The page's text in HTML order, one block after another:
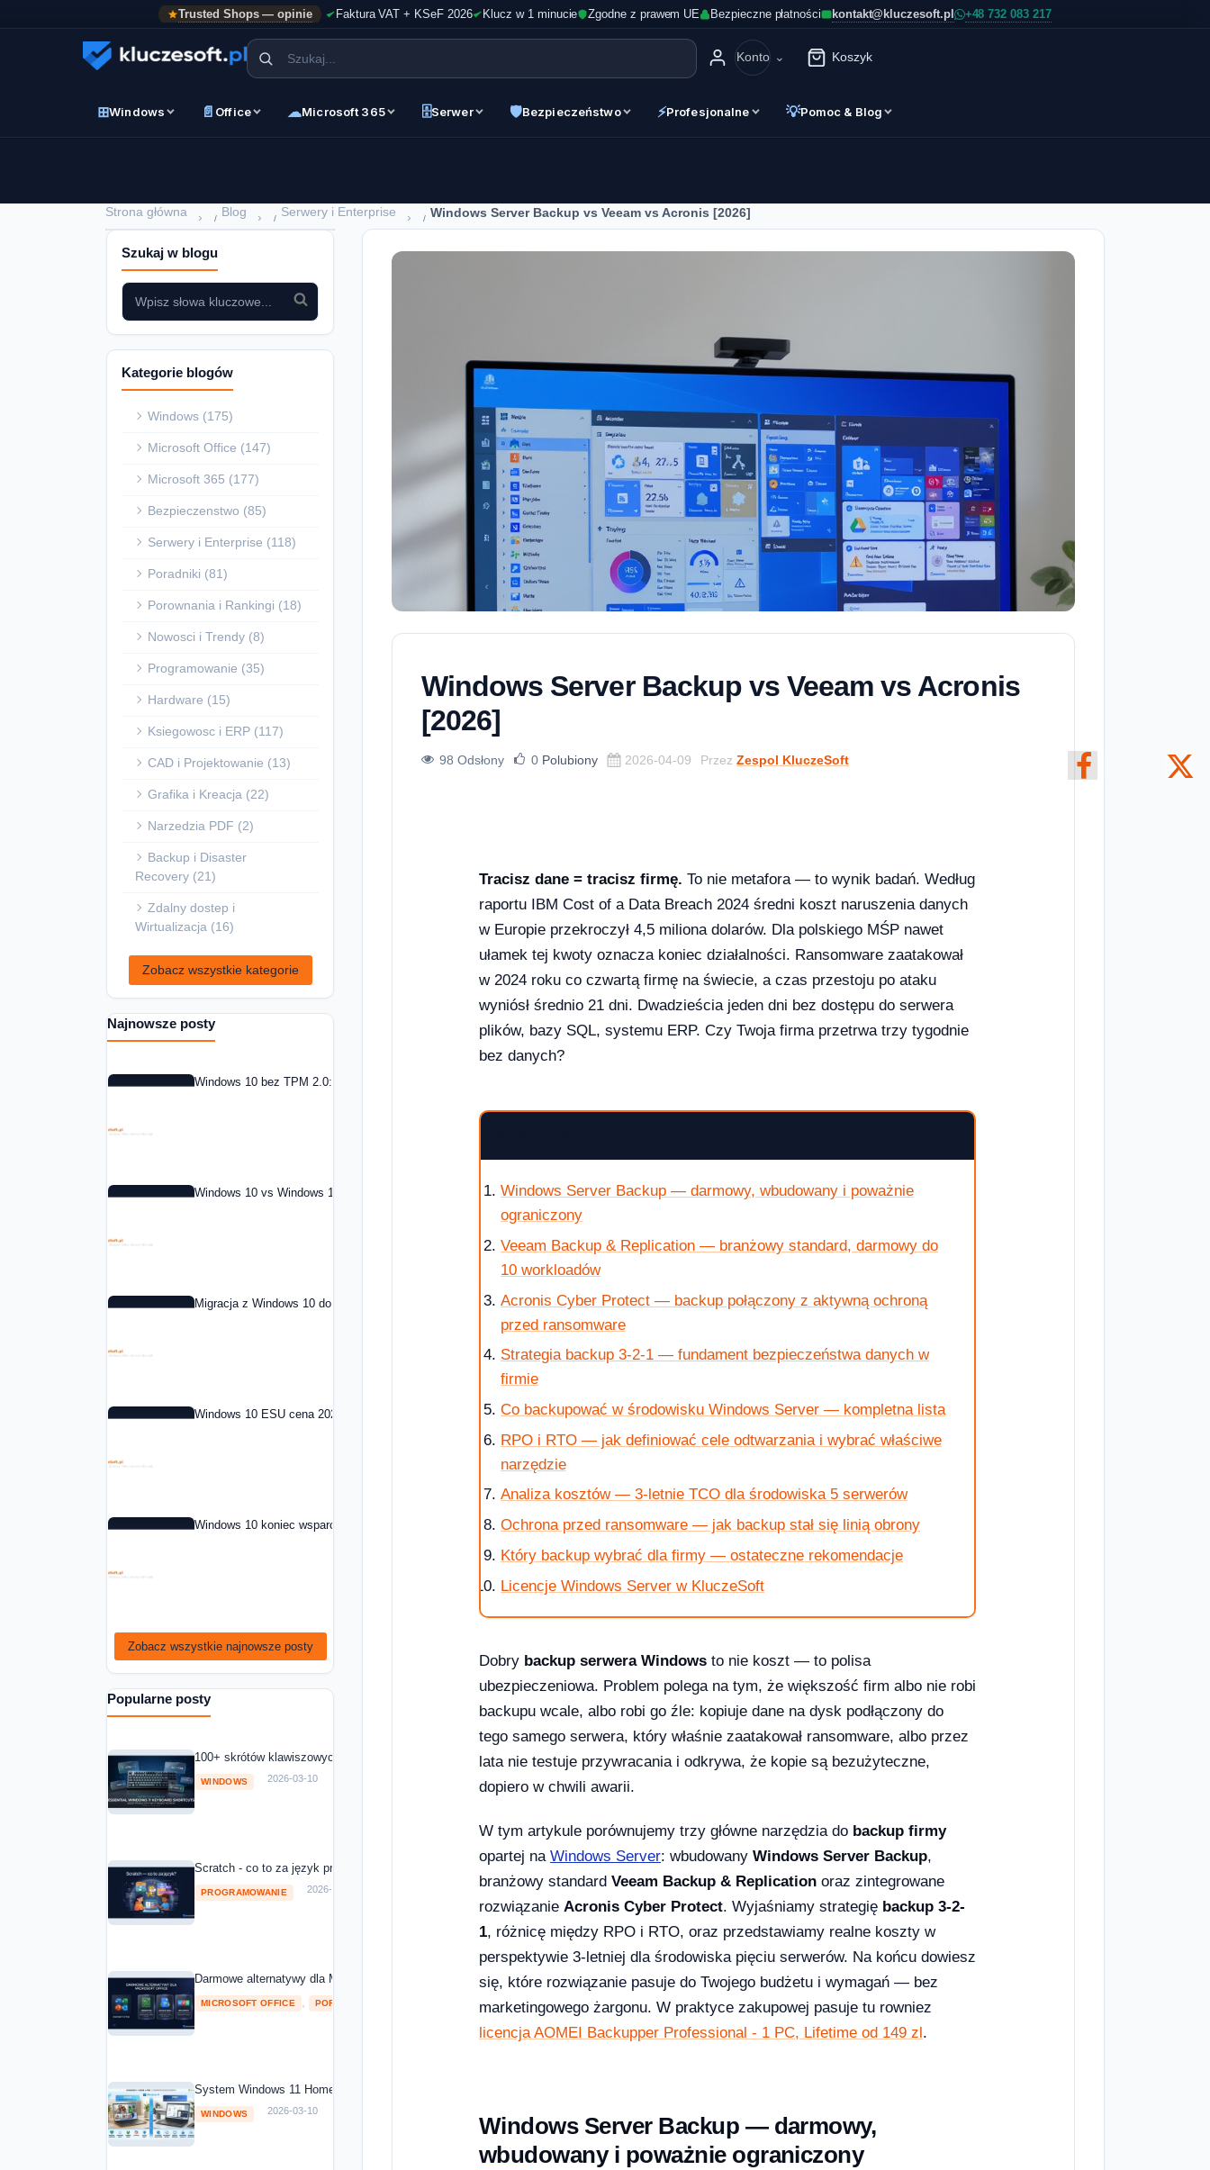
Trusted Shops — opinie Faktura VAT + KSeF 2026 Klucz w 1 minucie Zgodne z prawem UE Bezpieczne płatności kontakt@kluczesoft.pl
Konto Koszyk
⊞Windows 📄 Office ☁Microsoft 365 🗄Serwer 🛡Bezpieczeństwo ⚡Profesjonalne 💡Pomoc & Blog
Strona główna › Blog › Serwery i Enterprise › Windows Server Backup vs Veeam vs Acronis [2026]
Szukaj w blogu
Kategorie blogów
Windows (175)
Microsoft Office (147)
Microsoft 365 (177)
Bezpieczenstwo (85)
Serwery i Enterprise (118)
Poradniki (81)
Porownania i Rankingi (18)
Nowosci i Trendy (8)
Programowanie (35)
Hardware (15)
Ksiegowosc i ERP (117)
CAD i Projektowanie (13)
Grafika i Kreacja (22)
Narzedzia PDF (2)
Backup i Disaster
Recovery (21)
Zdalny dostep i
Wirtualizacja (16)
Zobacz wszystkie kategorie
Najnowsze posty
Windows 10 bez TPM 2.0: co zrobic w 2026?
Windows 10 vs Windows 11: czy warto aktualizowac w 2026?
Migracja z Windows 10 do Windows 11 krok po kroku
Windows 10 ESU cena 2026: co to jest i jak kupic?
Windows 10 koniec wsparcia: co dalej w 2026 roku?
Zobacz wszystkie najnowsze posty
Popularne posty
100+ skrótów klawiszowych Windows 11 i 10 — kompletna ściąga [2026]
WINDOWS 2026-03-10
Scratch - co to za język programowania?
PROGRAMOWANIE 2026-03-10
Darmowe alternatywy dla Microsoft Office — porównanie 6 pakietów w 2026
MICROSOFT OFFICE POROWNANIA I RANKINGI 2026-03-10
System Windows 11 Home vs Windows 11 Pro – porównanie wersji systemów operacyjny
WINDOWS 2026-03-10
Windows Server Backup vs Veeam vs Acronis
[2026]
98 Odsłony 0 Polubiony 2026-04-09 Przez Zespol KluczeSoft
Tracisz dane = tracisz firmę. To nie metafora — to wynik badań. Według
raportu IBM Cost of a Data Breach 2024 średni koszt naruszenia danych
w Europie przekroczył 4,5 miliona dolarów. Dla polskiego MŚP nawet
ułamek tej kwoty oznacza koniec działalności. Ransomware zaatakował
w 2024 roku co czwartą firmę na świecie, a czas przestoju po ataku
wyniósł średnio 21 dni. Dwadzieścia jeden dni bez dostępu do serwera
plików, bazy SQL, systemu ERP. Czy Twoja firma przetrwa trzy tygodnie
bez danych?
Windows Server Backup — darmowy, wbudowany i poważnie
ograniczony
Veeam Backup & Replication — branżowy standard, darmowy do
10 workloadów
Acronis Cyber Protect — backup połączony z aktywną ochroną
przed ransomware
Strategia backup 3-2-1 — fundament bezpieczeństwa danych w
firmie
Co backupować w środowisku Windows Server — kompletna lista
RPO i RTO — jak definiować cele odtwarzania i wybrać właściwe
narzędzie
Analiza kosztów — 3-letnie TCO dla środowiska 5 serwerów
Ochrona przed ransomware — jak backup stał się linią obrony
Który backup wybrać dla firmy — ostateczne rekomendacje
Licencje Windows Server w KluczeSoft
Dobry backup serwera Windows to nie koszt — to polisa
ubezpieczeniowa. Problem polega na tym, że większość firm albo nie robi
backupu wcale, albo robi go źle: kopiuje dane na dysk podłączony do
tego samego serwera, który właśnie zaatakował ransomware, albo przez
lata nie testuje przywracania i odkrywa, że kopie są bezużyteczne,
dopiero w chwili awarii.
W tym artykule porównujemy trzy główne narzędzia do backup firmy
opartej na Windows Server: wbudowany Windows Server Backup,
branżowy standard Veeam Backup & Replication oraz zintegrowane
rozwiązanie Acronis Cyber Protect. Wyjaśniamy strategię backup 3-2-
1, różnicę między RPO i RTO, oraz przedstawiamy realne koszty w
perspektywie 3-letniej dla środowiska pięciu serwerów. Na końcu dowiesz
się, które rozwiązanie pasuje do Twojego budżetu i wymagań — bez
marketingowego żargonu. W praktyce zakupowej pasuje tu rowniez
licencja AOMEI Backupper Professional - 1 PC, Lifetime od 149 zl .
Windows Server Backup — darmowy,
wbudowany i poważnie ograniczony